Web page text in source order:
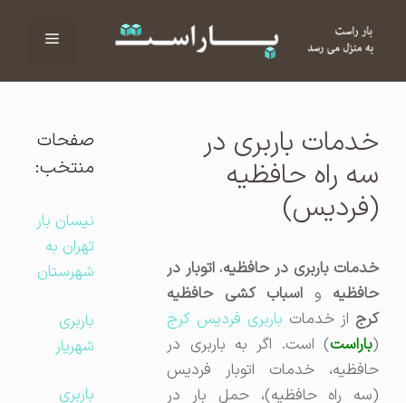
فهرست
خدمات باربری در
سه راه حافظیه
(فردیس)
خدمات باربری در حافظیه،اتوبار در
حافظیهو اسباب کشی حافظیه
از خدماتباربری فردیس کرج
باراست) است. اگر به باربری در
حافظیه، خدمات اتوبار فردیس
(سه راه حافظیه)، حمل بار در
صفحات
منتخب:
نیسان بار
تهران به
شهرستان
باربری
شهریار
باربری